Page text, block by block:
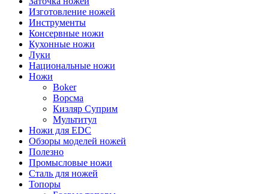
Изготовление ножей
Инструменты
Консервные ножи
Кухонные ножи
Луки
Национальные ножи
Ножи
Boker
Ворсма
Кизляр Суприм
Мультитул
Ножи для EDC
Обзоры моделей ножей
Полезно
Промысловые ножи
Сталь для ножей
Топоры